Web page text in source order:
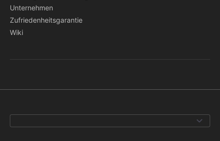
Unternehmen
Zufriedenheitsgarantie
Wiki